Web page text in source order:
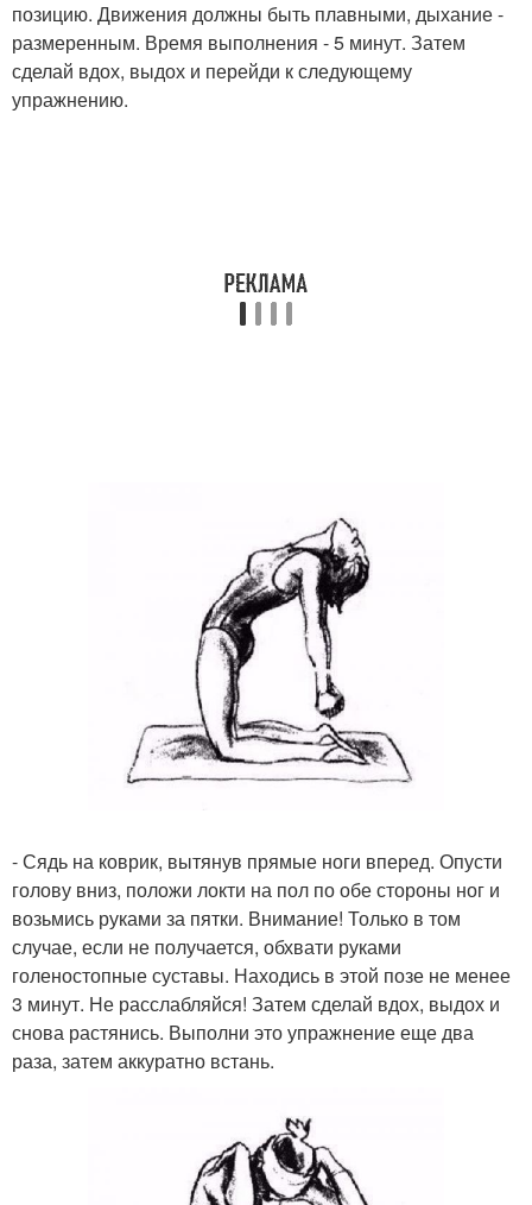
позицию. Движения должны быть плавными, дыхание -
размеренным. Время выполнения - 5 минут. Затем
сделай вдох, выдох и перейди к следующему
упражнению.
- Сядь на коврик, вытянув прямые ноги вперед. Опусти
голову вниз, положи локти на пол по обе стороны ног и
возьмись руками за пятки. Внимание! Только в том
случае, если не получается, обхвати руками
голеностопные суставы. Находись в этой позе не менее
3 минут. Не расслабляйся! Затем сделай вдох, выдох и
снова растянись. Выполни это упражнение еще два
раза, затем аккуратно встань.